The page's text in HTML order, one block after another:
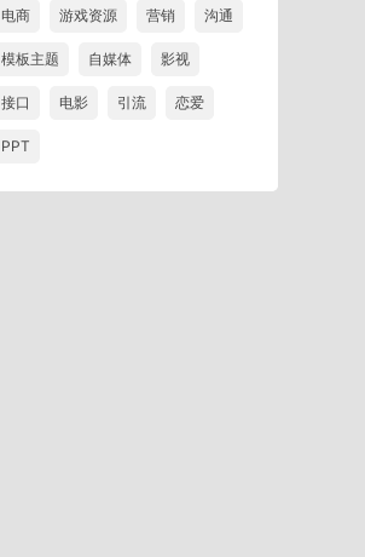
电商 游戏资源 营销 沟通
模板主题 自媒体 影视
接口 电影 引流 恋爱
PPT